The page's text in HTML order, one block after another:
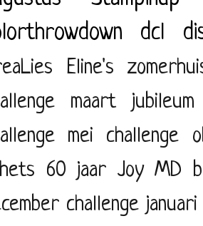
dcl
Eline's
maart
jubileum
mei
challenge
60 jaar Joy MD
challenge januari